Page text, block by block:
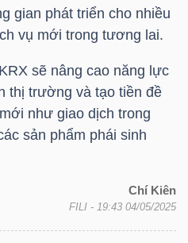
gian phát triển cho nhiều
vụ mới trong tương lai.
sẽ nâng cao năng lực
thị trường và tạo tiền đề
như giao dịch trong
sản phẩm phái sinh
Chí Kiên
FILI - 19:43 04/05/2025